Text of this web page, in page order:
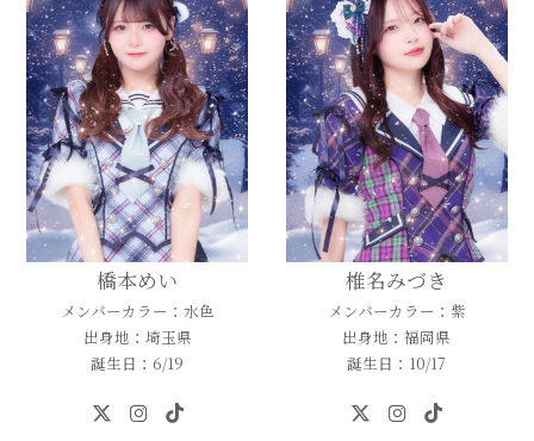
橋本めい
メンバーカラー：水色
出身地：埼玉県
誕生日：6/19
椎名みづき
メンバーカラー：紫
出身地：福岡県
誕生日：10/17